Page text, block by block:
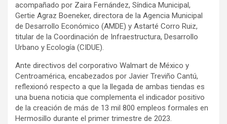
acompañado por Zaira Fernández, Síndica Municipal,
Gertie Agraz Boeneker, directora de la Agencia Municipal
de Desarrollo Económico (AMDE) y Astarté Corro Ruiz,
titular de la Coordinación de Infraestructura, Desarrollo
Urbano y Ecología (CIDUE).
Ante directivos del corporativo Walmart de México y
Centroamérica, encabezados por Javier Treviño Cantú,
reflexionó respecto a que la llegada de ambas tiendas es
una buena noticia que complementa el indicador positivo
de la creación de más de 13 mil 800 empleos formales en
Hermosillo durante el primer trimestre de 2023.